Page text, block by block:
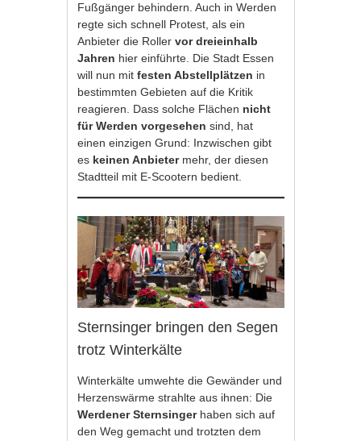
Fußgänger behindern. Auch in Werden
regte sich schnell Protest, als ein
Anbieter die Rollervor dreieinhalb
Jahren hier einführte. Die Stadt Essen
will nun mitfesten Abstellplätzen in
bestimmten Gebieten auf die Kritik
reagieren. Dass solche Flächen nicht
für Werden vorgesehen sind, hat
einen einzigen Grund: Inzwischen gibt
es keinen Anbietermehr, der diesen
Stadtteil mit E-Scootern bedient.
Sternsinger bringen den Segen
trotz Winterkälte
Winterkälte umwehte die Gewänder und
Herzenswärme strahlte aus ihnen: Die
Werdener Sternsingerhaben sich auf
den Weg gemacht und trotzten dem